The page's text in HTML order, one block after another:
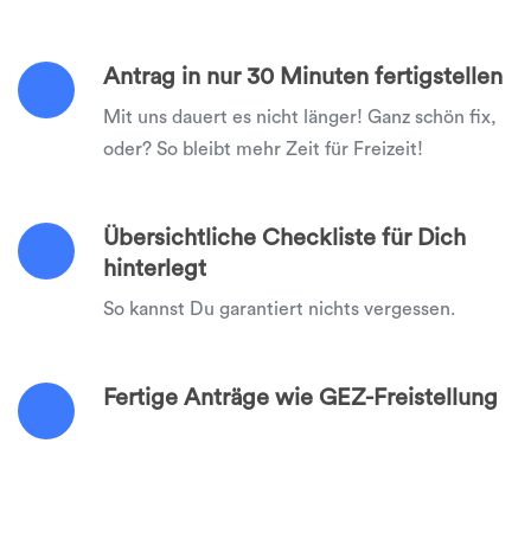
Antrag in nur 30 Minuten fertigstellen
Mit uns dauert es nicht länger! Ganz schön fix,
oder? So bleibt mehr Zeit für Freizeit!
Übersichtliche Checkliste für Dich
hinterlegt
So kannst Du garantiert nichts vergessen.
Fertige Anträge wie GEZ-Freistellung